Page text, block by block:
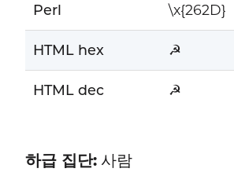
Perl \x{262D}
HTML hex ☭
HTML dec ☭
하급 집단:사람